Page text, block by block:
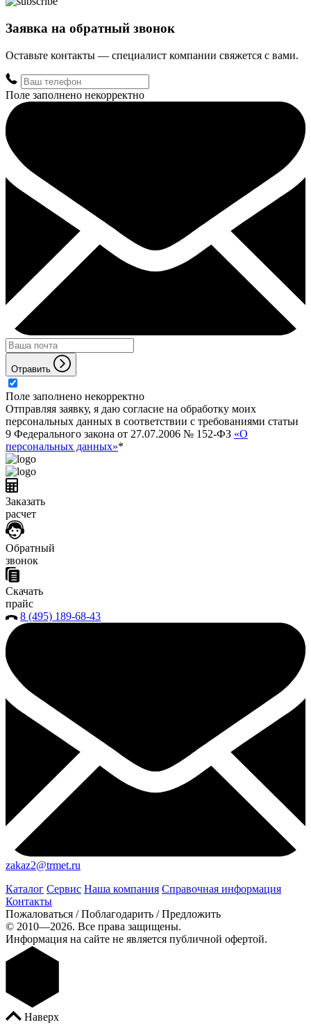
Заявка на обратный звонок
Оставьте контакты — специалист компании свяжется с вами.
Поле заполнено некорректно
Отравить
Поле заполнено некорректно
Отправляя заявку, я даю согласие на обработку моих
персональных данных в соответствии с требованиями статьи
9 Федерального закона от 27.07.2006 № 152-ФЗ «О
персональных данных»*
Заказать
расчет
Обратный
звонок
Скачать
прайс
8 (495) 189-68-43
zakaz2@trmet.ru
Каталог Сервис Наша компания Справочная информация
Контакты
Пожаловаться / Поблагодарить / Предложить
© 2010—2026. Все права защищены.
Информация на сайте не является публичной офертой.
Наверх